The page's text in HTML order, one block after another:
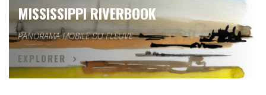
MISSISSIPPI RIVERBOOK
PANORAMA MOBILE DU FLEUVE
EXPLORER